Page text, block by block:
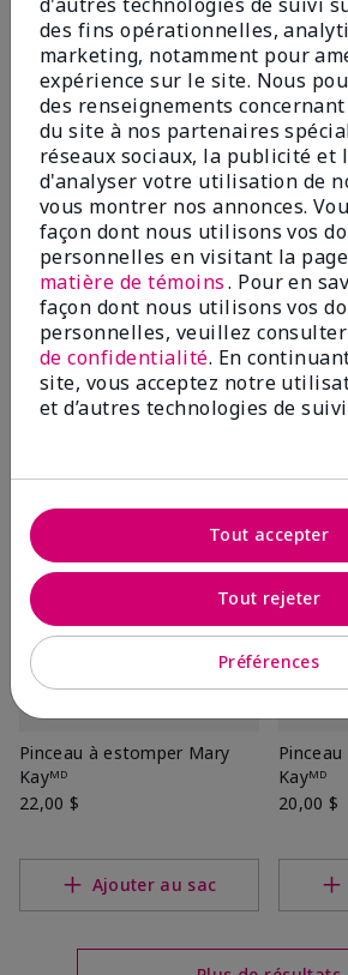
Ajouter au sac
Pinceau pour fond de teint
liquide Mary Kayᴹᴰ
20,00 $
Pinceau
Mary
15,00 $
Pinceau à estomper Mary
Kayᴹᴰ
22,00 $
Ajouter au sac
Kayᴹᴰ
20,00 $
des fins opérationnelles,
marketing, notamment pour
expérience sur le site. Nous
des renseignements
du site à nos partenaires
réseaux sociaux, la publicité et
d'analyser votre utilisation de
vous montrer nos annonces.
façon dont nous utilisons vos
personnelles en visitant la page
matière de témoins. Pour en
façon dont nous utilisons vos
personnelles, veuillez
de confidentialité. En
site, vous acceptez notre
et d’autres technologies de
Préférences
Tout rejeter
Tout accepter